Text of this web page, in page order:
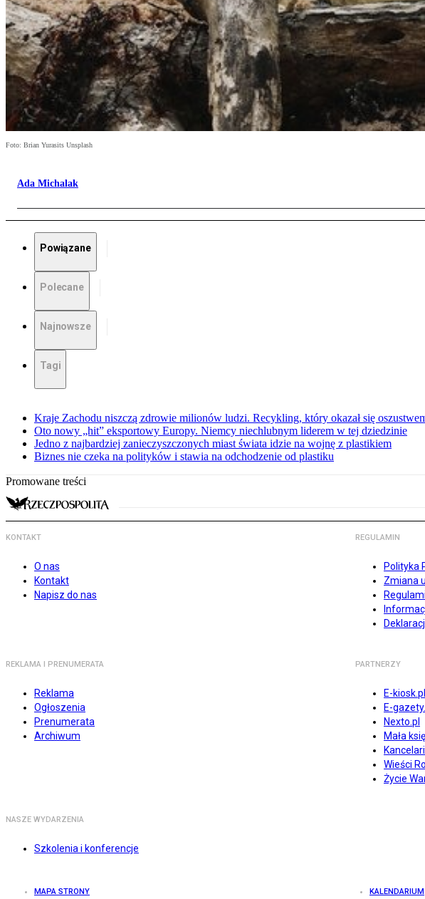
Foto: Brian Yurasits Unsplash
Ada Michalak
Powiązane
Polecane
Najnowsze
Tagi
Kraje Zachodu niszczą zdrowie milionów ludzi. Recykling, który okazał się
Oto nowy „hit” eksportowy Europy. Niemcy niechlubnym liderem w tej dziedzinie
Jedno z najbardziej zanieczyszczonych miast świata idzie na wojnę z plastikiem
Biznes nie czeka na polityków i stawia na odchodzenie od plastiku
Promowane treści
KONTAKT
O nas
Kontakt
Napisz do nas
REGULAMIN
Polityka
Zmiana
REKLAMA I PRENUMERATA
Reklama
Ogłoszenia
Prenumerata
Archiwum
PARTNERZY
E-kiosk.pl
E-
Nexto.pl
Mała
Wieści
Życie
NASZE WYDARZENIA
Szkolenia i konferencje
MAPA STRONY KALENDARIUM